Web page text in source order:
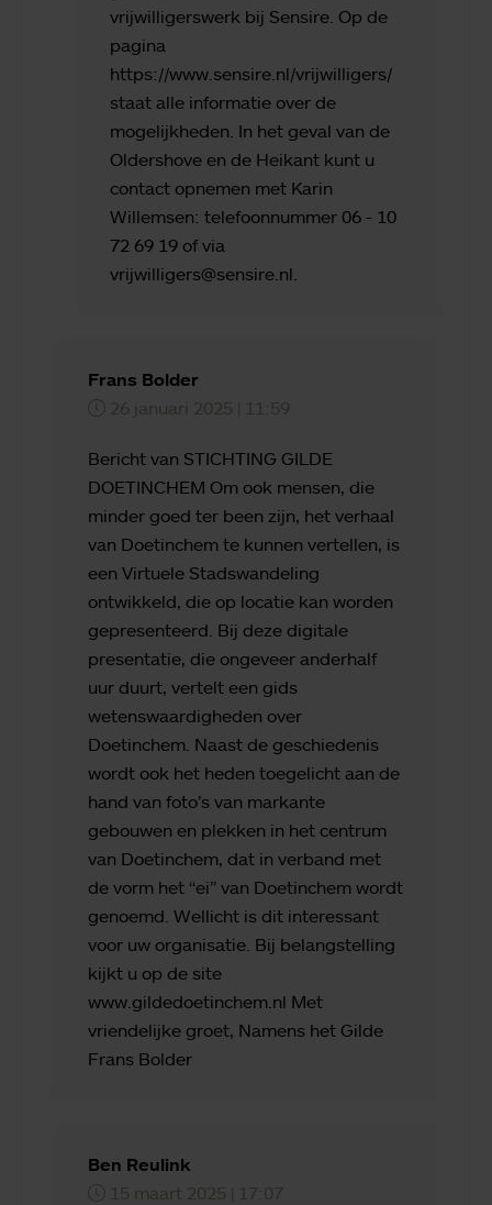
vrijwilligerswerk bij Sensire. Op de
pagina
https://www.sensire.nl/vrijwilligers/
staat alle informatie over de
mogelijkheden. In het geval van de
Oldershove en de Heikant kunt u
contact opnemen met Karin
Willemsen: telefoonnummer 06 - 10
72 69 19 of via
vrijwilligers@sensire.nl.
Frans Bolder
26 januari 2025 | 11:59
Bericht van STICHTING GILDE
DOETINCHEM Om ook mensen, die
minder goed ter been zijn, het verhaal
van Doetinchem te kunnen vertellen, is
een Virtuele Stadswandeling
ontwikkeld, die op locatie kan worden
gepresenteerd. Bij deze digitale
presentatie, die ongeveer anderhalf
uur duurt, vertelt een gids
wetenswaardigheden over
Doetinchem. Naast de geschiedenis
wordt ook het heden toegelicht aan de
hand van foto’s van markante
gebouwen en plekken in het centrum
van Doetinchem, dat in verband met
de vorm het “ei” van Doetinchem wordt
genoemd. Wellicht is dit interessant
voor uw organisatie. Bij belangstelling
kijkt u op de site
www.gildedoetinchem.nl Met
vriendelijke groet, Namens het Gilde
Frans Bolder
Ben Reulink
15 maart 2025 | 17:07